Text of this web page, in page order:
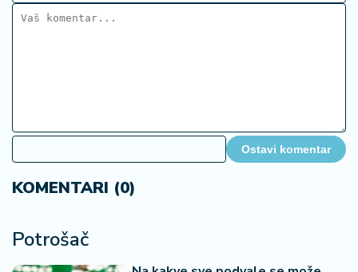
Ostavi komentar
KOMENTARI (0)
Potrošač